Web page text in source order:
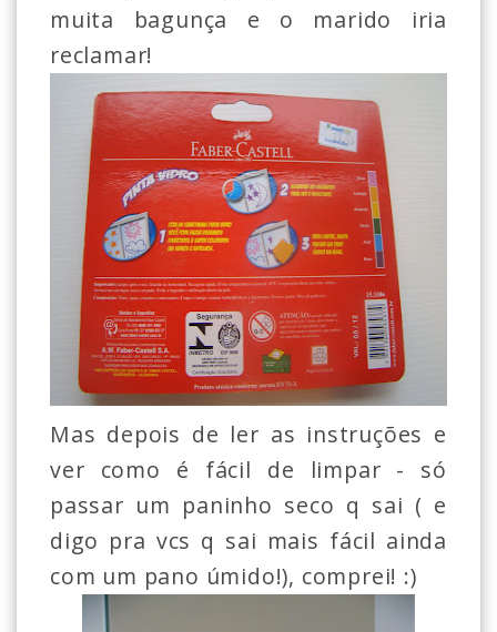
muita bagunça e o marido iria
reclamar!
Mas depois de ler as instruções e
ver como é fácil de limpar - só
passar um paninho seco q sai ( e
digo pra vcs q sai mais fácil ainda
com um pano úmido!), comprei! :)